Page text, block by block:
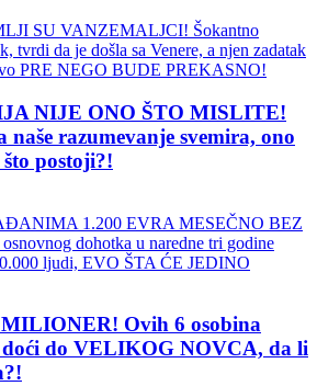
NIJE ONO ŠTO MISLITE!
naše razumevanje svemira, ono
postoji?!
Ovih 6 osobina
doći do VELIKOG NOVCA, da li